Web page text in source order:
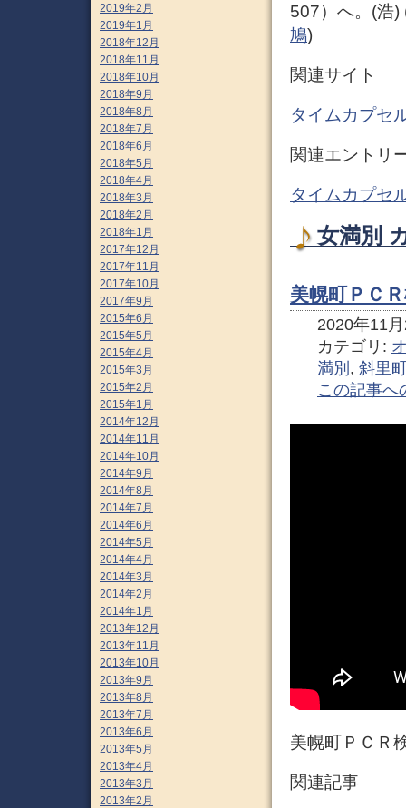
507）へ。(浩)
鳩)
関連サイト
タイムカプセ
関連エントリ
タイムカプセ
女満別
美幌町ＰＣ
2020年11
カテゴリ:
満別 , 斜里
この記事へ
美幌町ＰＣＲ
関連記事
2019年2月
2019年1月
2018年12月
2018年11月
2018年10月
2018年9月
2018年8月
2018年7月
2018年6月
2018年5月
2018年4月
2018年3月
2018年2月
2018年1月
2017年12月
2017年11月
2017年10月
2017年9月
2015年6月
2015年5月
2015年4月
2015年3月
2015年2月
2015年1月
2014年12月
2014年11月
2014年10月
2014年9月
2014年8月
2014年7月
2014年6月
2014年5月
2014年4月
2014年3月
2014年2月
2014年1月
2013年12月
2013年11月
2013年10月
2013年9月
2013年8月
2013年7月
2013年6月
2013年5月
2013年4月
2013年3月
2013年2月